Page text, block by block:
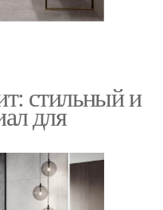
стильный и
для